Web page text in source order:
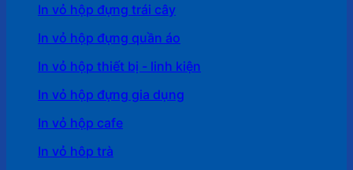
In vỏ hộp đựng trái cây
In vỏ hộp đựng quần áo
In vỏ hộp thiết bị - linh kiện
In vỏ hộp đựng gia dụng
In vỏ hộp cafe
In vỏ hôp trà